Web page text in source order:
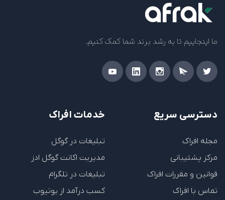
ما اینجاییم تا به رشد برند شما کمک کنیم.
دسترسی سریع
مجله افراک
مرکز پشتیبانی
قوانین و مقررات افراک
تماس با افراک
خدمات افراک
تبلیغات در گوگل
مدیریت اکانت گوگل ادز
تبلیغات در تلگرام
کسب درآمد از یوتیوب